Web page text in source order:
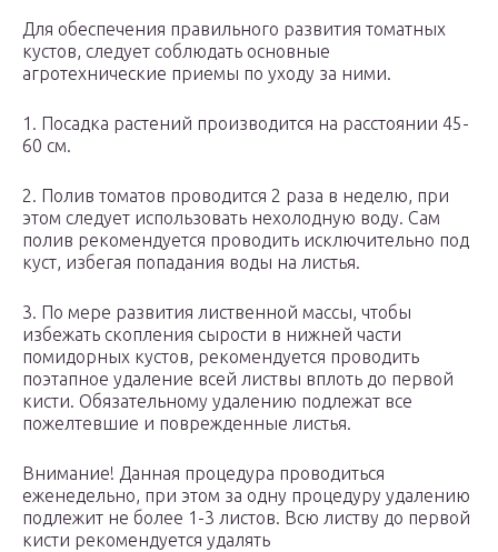
Для обеспечения правильного развития томатных
кустов, следует соблюдать основные
агротехнические приемы по уходу за ними.
1. Посадка растений производится на расстоянии 45-
60 см.
2. Полив томатов проводится 2 раза в неделю, при
этом следует использовать нехолодную воду. Сам
полив рекомендуется проводить исключительно под
куст, избегая попадания воды на листья.
3. По мере развития лиственной массы, чтобы
избежать скопления сырости в нижней части
помидорных кустов, рекомендуется проводить
поэтапное удаление всей листвы вплоть до первой
кисти. Обязательному удалению подлежат все
пожелтевшие и поврежденные листья.
Внимание! Данная процедура проводиться
еженедельно, при этом за одну процедуру удалению
подлежит не более 1-3 листов. Всю листву до первой
кисти рекомендуется удалять